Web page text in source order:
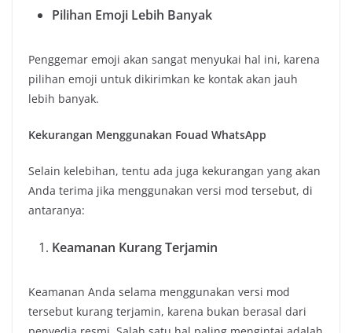
Pilihan Emoji Lebih Banyak
Penggemar emoji akan sangat menyukai hal ini, karena
pilihan emoji untuk dikirimkan ke kontak akan jauh
lebih banyak.
Kekurangan Menggunakan Fouad WhatsApp
Selain kelebihan, tentu ada juga kekurangan yang akan
Anda terima jika menggunakan versi mod tersebut, di
antaranya:
Keamanan Kurang Terjamin
Keamanan Anda selama menggunakan versi mod
tersebut kurang terjamin, karena bukan berasal dari